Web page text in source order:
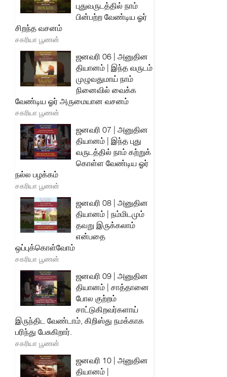
புதுவருடத்தில் நாம்
பின்பற்ற வேண்டிய ஓர்
சிறந்த வசனம்
சகரியா பூணன்
ஜனவரி 06 | அனுதின
தியானம் | இந்த வருடம்
முழுவதுமாய் நாம்
நினைவில் வைக்க
வேண்டிய ஓர் அருமையான வசனம்
சகரியா பூணன்
ஜனவரி 07 | அனுதின
தியானம் | இந்த புது
வருடத்தில் நாம் கற்றுக்
கொள்ள வேண்டிய ஓர்
நல்ல பழக்கம்
சகரியா பூணன்
ஜனவரி 08 | அனுதின
தியானம் | நம்மிடமும்
தவறு இருக்கலாம்
என்பதை
ஒப்புக்கொள்வோம்
சகரியா பூணன்
ஜனவரி 09 | அனுதின
தியானம் | சாத்தானை
போல குற்றம்
சாட்டுகிறவர்களாய்
இருந்திட வேண்டாம், கிறிஸ்து நமக்காக
பரிந்து பேசுகிறார்.
சகரியா பூணன்
ஜனவரி 10 | அனுதின
தியானம் |